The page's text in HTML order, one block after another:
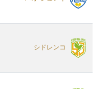
シドレンコ